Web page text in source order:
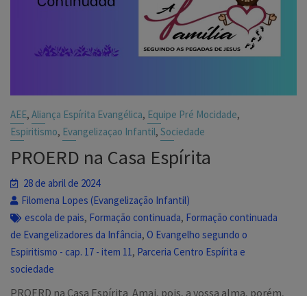
AEE,Aliança Espírita Evangélica, Equipe Pré Mocidade,
Espiritismo, Evangelizaçao Infantil,Sociedade
PROERD na Casa Espírita
28 de abril de 2024
Filomena Lopes (Evangelização Infantil)
escola de pais, Formação continuada, Formação continuada
de Evangelizadores da Infância,O Evangelho segundo o
Espiritismo - cap. 17 - item 11, Parceria Centro Espírita e
sociedade
PROERD na Casa Espírita Amai, pois, a vossa alma, porém,